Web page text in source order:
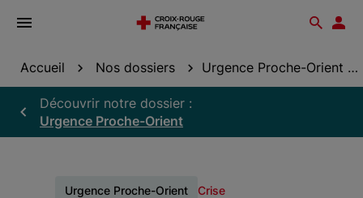
Ouvrir
Accueil Nos dossiers Urgence Proche-Orient
Découvrir notre dossier :
Urgence Proche-Orient
Urgence Proche-Orient Crise